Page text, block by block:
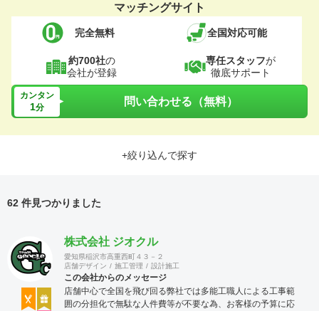
マッチングサイト
完全無料 全国対応可能
約700社の
会社が登録
専任スタッフが
徹底サポート
カンタン
1分 問い合わせる（無料）
+絞り込んで探す
62 件見つかりました
株式会社 ジオクル
愛知県稲沢市高重西町４３－２
店舗デザイン
施工管理 設計施工
この会社からのメッセージ
店舗中心で全国を飛び回る弊社では多能工職人による工事範
囲の分担化で無駄な人件費等が不要な為、お客様の予算に応